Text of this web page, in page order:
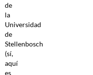
de
la
Universidad
de
Stellenbosch
(sí,
aquí
es